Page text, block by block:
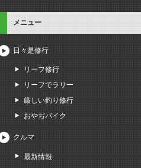
メニュー
日々是修行
リーフ修行
リーフでラリー
厳しい釣り修行
おやぢバイク
クルマ
最新情報